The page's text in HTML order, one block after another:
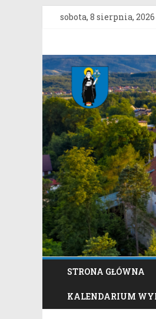
Przejdź
sobota, 8 sierpnia, 2026
Gmina
Stary
Sącz
Portal
samorządowy
Gminy
Stary
Sącz
STRONA GŁÓWNA
KALENDARIUM